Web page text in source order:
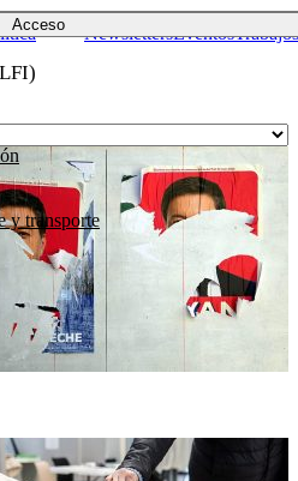
Acceso
y transporte
NewslettersEventosTrabajos